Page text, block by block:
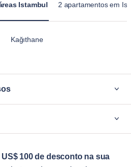
Istambul 2 apartamentos em
Kağıthane
100 de desconto na sua